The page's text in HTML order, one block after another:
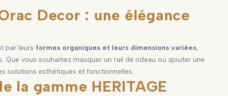
Decor : une élégance
par leurs formes organiques et leurs dimensions variées,
vous souhaitiez masquer un rail de rideau ou ajouter une
solutions esthétiques et fonctionnelles.
la gamme HERITAGE